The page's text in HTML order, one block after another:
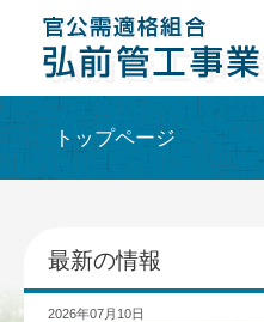
トップページ
最新の情報
2026年07月10日